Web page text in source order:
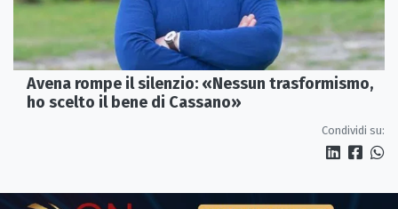
Avena rompe il silenzio: «Nessun trasformismo,
ho scelto il bene di Cassano»
Condividi su: